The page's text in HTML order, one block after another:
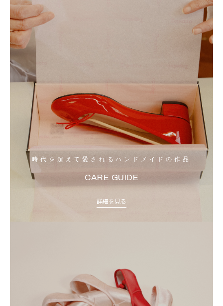
時代を超えて愛されるハンドメイドの作品
CARE GUIDE
詳細を見る